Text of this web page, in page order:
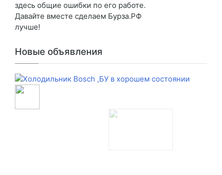
здесь общие ошибки по его работе.
Давайте вместе сделаем Бурза.РФ
лучше!
Новые объявления